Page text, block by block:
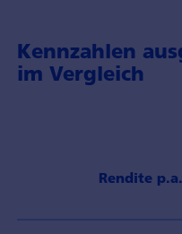
Kennzahlen
im Vergleich
Rendite p.a.